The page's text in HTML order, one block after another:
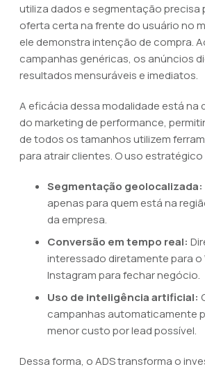
utiliza dados e segmentação precisa
oferta certa na frente do usuário no
ele demonstra intenção de compra.
campanhas genéricas, os anúncios
resultados mensuráveis e imediatos.
A eficácia dessa modalidade está
do marketing de performance,
de todos os tamanhos utilizem
para atrair clientes. O uso estratégico
Segmentação geolocalizada:
apenas para quem está na
da empresa.
Conversão em tempo real:
interessado diretamente para o
Instagram para fechar negócio.
Uso de inteligência artificial:
campanhas automaticamente
menor custo por lead possível.
Dessa forma, o ADS transforma o